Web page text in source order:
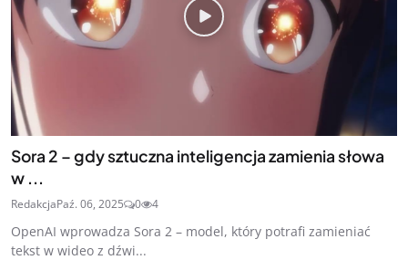
Sora 2 – gdy sztuczna inteligencja zamienia słowa
w ...
RedakcjaPaź. 06, 2025 0 4
OpenAI wprowadza Sora 2 – model, który potrafi zamieniać
tekst w wideo z dźwi...